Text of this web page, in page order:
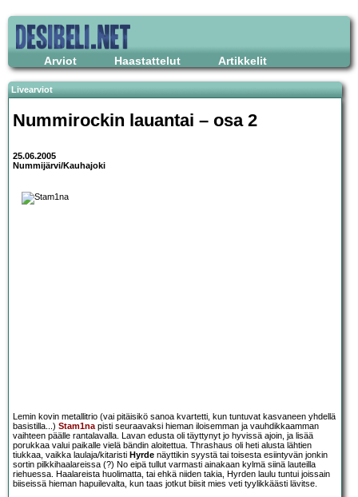
Arviot Haastattelut Artikkelit
Livearviot
Nummirockin lauantai – osa 2
25.06.2005
Nummijärvi/Kauhajoki
Lemin kovin metallitrio (vai pitäisikö sanoa kvartetti, kun tuntuvat kasvaneen yhdellä
basistilla...) Stam1napisti seuraavaksi hieman iloisemman ja vauhdikkaamman
vaihteen päälle rantalavalla. Lavan edusta oli täyttynyt jo hyvissä ajoin, ja lisää
porukkaa valui paikalle vielä bändin aloitettua. Thrashaus oli heti alusta lähtien
tiukkaa, vaikka laulaja/kitaristi Hyrde näyttikin syystä tai toisesta esiintyvän jonkin
sortin pilkkihaalareissa (?) No eipä tullut varmasti ainakaan kylmä siinä lauteilla
riehuessa. Haalareista huolimatta, tai ehkä niiden takia, Hyrden laulu tuntui joissain
biiseissä hieman hapuilevalta, kun taas jotkut biisit mies veti tyylikkäästi lävitse.